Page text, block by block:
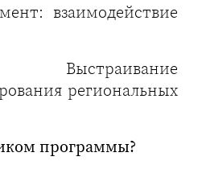
взаимодействие
региональных
программы?